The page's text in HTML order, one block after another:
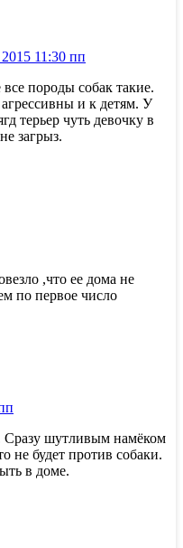
11:30 пп
все породы собак такие.
и к детям. У
терьер чуть девочку в
загрыз.
,что ее дома не
по первое число
Сразу шутливым намёком
не будет против собаки.
в доме.